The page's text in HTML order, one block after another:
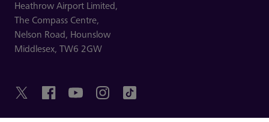
Heathrow Airport Limited,
The Compass Centre,
Nelson Road, Hounslow
Middlesex, TW6 2GW